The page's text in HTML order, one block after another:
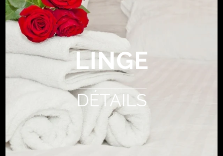
LINGE
DÉTAILS